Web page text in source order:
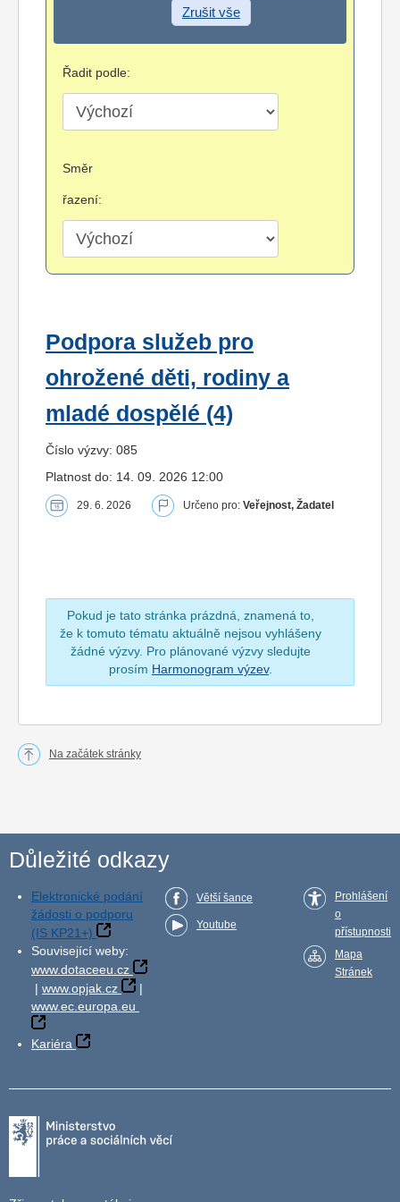
Zrušit vše
Řadit podle:
Směr
řazení:
Podpora služeb pro
ohrožené děti, rodiny a
mladé dospělé (4)
Číslo výzvy: 085
Platnost do: 14. 09. 2026 12:00
29. 6. 2026 Určeno pro: Veřejnost, Žadatel
Pokud je tato stránka prázdná, znamená to,
že k tomuto tématu aktuálně nejsou vyhlášeny
žádné výzvy. Pro plánované výzvy sledujte
prosím Harmonogram výzev.
Na začátek stránky
Důležité odkazy
Elektronické podání
žádosti o podporu
(IS KP21+)
Související weby:
www.dotaceeu.cz
| www.opjak.cz
|
www.ec.europa.eu
Kariéra
Větší šance
Youtube
Prohlášení
o
přístupnosti
Mapa
Stránek